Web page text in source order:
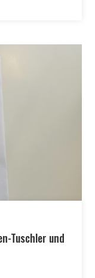
Tuschler und